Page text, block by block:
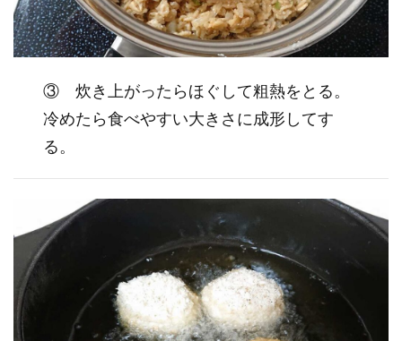
③ 炊き上がったらほぐして粗熱をとる。
冷めたら食べやすい大きさに成形してす
る。